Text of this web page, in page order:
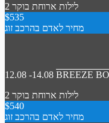
2 לילות ארוחת בוקר
$535
מחיר לאדם בהרכב זוג
12.08 -14.08 BREEZE
2 לילות ארוחת בוקר
$540
מחיר לאדם בהרכב זוג